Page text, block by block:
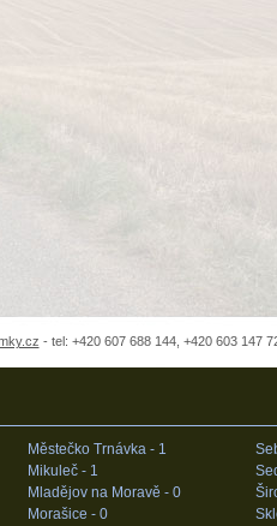
- tel: +420 607 688 144, +420 603 147
Městečko Trnávka - 1
Mikuleč - 1
Mladějov na Moravě - 0
Morašice - 0